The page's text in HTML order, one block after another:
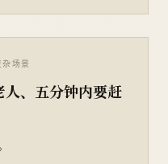
、五分钟内要赶